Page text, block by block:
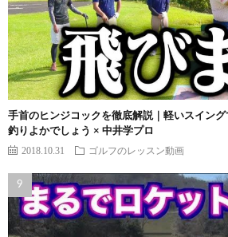
手首のヒンジコックを徹底解説｜軽いスイング
釣りよかでしょう × 中井学プロ
2018.10.31 ゴルフのレッスン動画